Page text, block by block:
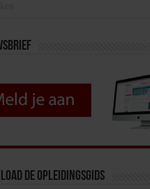
de opleidingsgids